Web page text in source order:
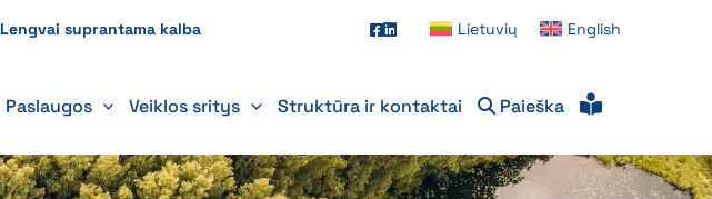
Lengvai suprantama kalba Lietuvių English
Paslaugos Veiklos sritys Struktūra ir kontaktai Paieška